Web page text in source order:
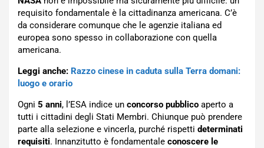
requisito fondamentale è la cittadinanza americana. C’è
da considerare comunque che le agenzie italiana ed
europea sono spesso in collaborazione con quella
americana.
Leggi anche: Razzo cinese in caduta sulla Terra domani:
luogo e orario
Ogni 5 anni, l’ESA indice un concorso pubblico aperto a
tutti i cittadini degli Stati Membri. Chiunque può prendere
parte alla selezione e vincerla, purché rispetti determinati
requisiti. Innanzitutto è fondamentale conoscere le